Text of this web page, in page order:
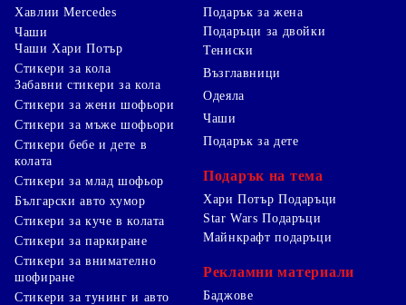
Хавлии Mercedes
Чаши
Чаши Хари Потър
Стикери за кола
Забавни стикери за кола
Стикери за жени шофьори
Стикери за мъже шофьори
Стикери бебе и дете в
колата
Стикери за млад шофьор
Български авто хумор
Стикери за куче в колата
Стикери за паркиране
Стикери за внимателно
шофиране
Стикери за тунинг и авто
Подарък за жена
Подаръци за двойки
Тениски
Възглавници
Одеяла
Чаши
Подарък за дете
Подарък на тема
Хари Потър Подаръци
Star Wars Подаръци
Майнкрафт подаръци
Рекламни материали
Баджове